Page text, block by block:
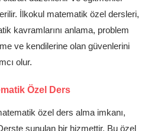
İlkokul matematik özel dersleri,
kavramlarını anlama, problem
ve kendilerine olan güvenlerini
olur.
Özel Ders
özel ders alma imkanı,
sunulan bir hizmettir. Bu özel